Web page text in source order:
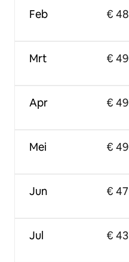
Feb
Mrt
Apr
Mei
Jun
Jul
€ 48
€ 49
€ 49
€ 49
€ 47
€ 43